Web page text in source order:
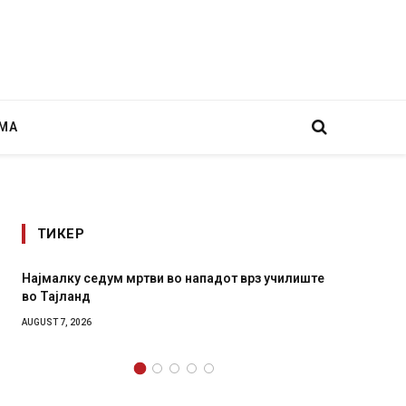
ТИКЕР
мртви во нападот врз училиште
СОЗИС: Украинците